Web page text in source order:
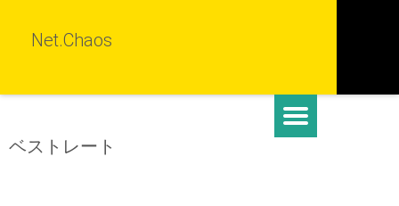
Net.Chaos
ベストレート